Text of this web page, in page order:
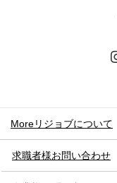
Moreリジョブについて
求職者様お問い合わせ